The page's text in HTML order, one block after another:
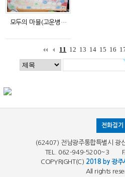
모두의 마블(고운병…
11 12 13 14 15 16
전화걸기
(62407) 전남광주통합특별시 광
TEL. 062-949-5200~3
COPYRIGHT(C) 2018 by 광주
All rights